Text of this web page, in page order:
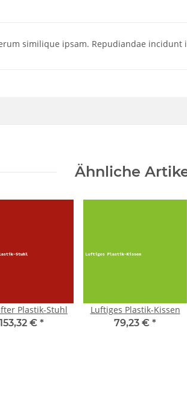
similique ipsam. Repudiandae
Ähnliche
Plastik-Stuhl
153,32 € *
Luftiges Plastik-Kissen
79,23 € *